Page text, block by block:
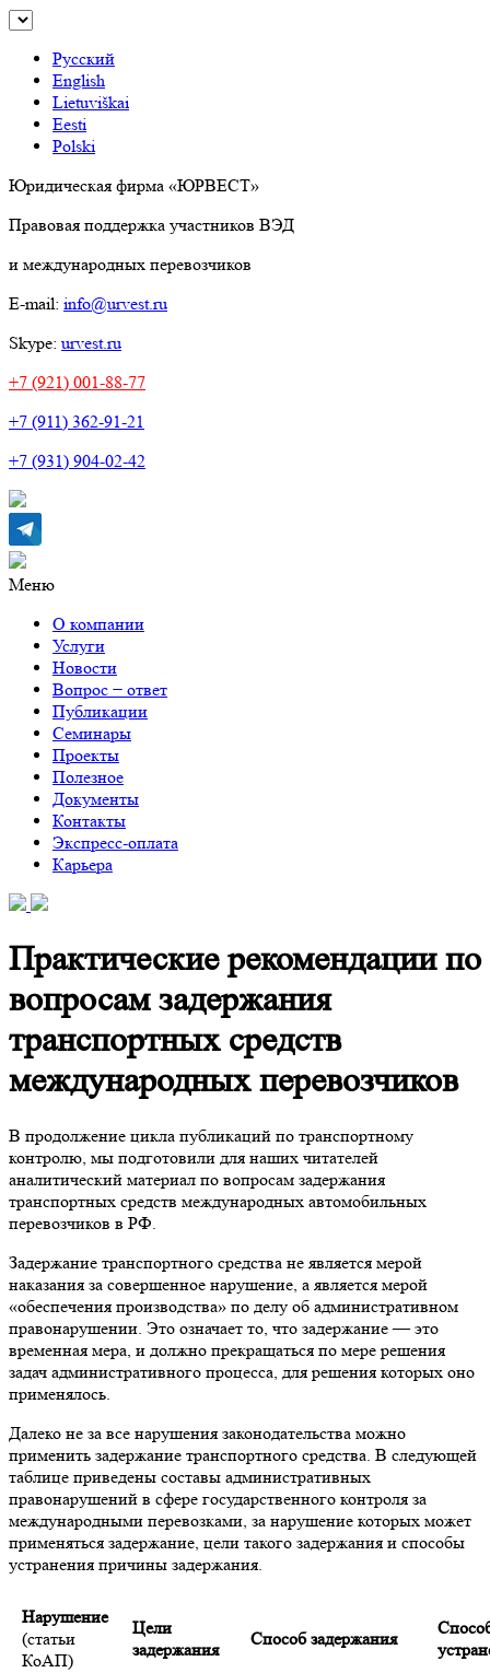
Русский
English
Lietuviškai
Eesti
Polski
Юридическая фирма «ЮРВЕСТ»
Правовая поддержка участников ВЭД
и международных перевозчиков
E-mail: info@urvest.ru
Skype: urvest.ru
+7 (921) 001-88-77
+7 (911) 362-91-21
+7 (931) 904-02-42
Меню
О компании
Услуги
Новости
Вопрос − ответ
Публикации
Семинары
Проекты
Полезное
Документы
Контакты
Экспресс-оплата
Карьера
Практические рекомендации по
вопросам задержания
транспортных средств
международных перевозчиков
В продолжение цикла публикаций по транспортному
контролю, мы подготовили для наших читателей
аналитический материал по вопросам задержания
транспортных средств международных автомобильных
перевозчиков в РФ.
Задержание транспортного средства не является мерой
наказания за совершенное нарушение, а является мерой
«обеспечения производства» по делу об административном
правонарушении. Это означает то, что задержание — это
временная мера, и должно прекращаться по мере решения
задач административного процесса, для решения которых оно
применялось.
Далеко не за все нарушения законодательства можно
применить задержание транспортного средства. В следующей
таблице приведены составы административных
правонарушений в сфере государственного контроля за
международными перевозками, за нарушение которых может
применяться задержание, цели такого задержания и способы
устранения причины задержания.
Нарушение
(статьи
КоАП)
Цели
задержания
Способ задержания